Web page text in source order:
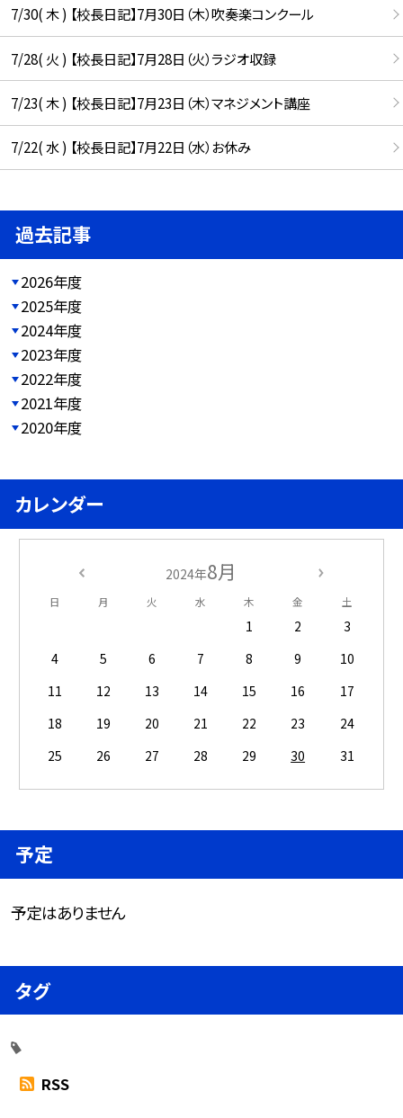
7/30( 木 ) 【校長日記】7月30日（木）吹奏楽コンクール
7/28( 火 ) 【校長日記】7月28日（火）ラジオ収録
7/23( 木 ) 【校長日記】7月23日（木）マネジメント講座
7/22( 水 ) 【校長日記】7月22日（水）お休み
過去記事
2026年度
2025年度
2024年度
2023年度
2022年度
2021年度
2020年度
カレンダー
2024年8月
日 月 火 水 木 金 土
1 2
3
4
5 6 7 8 9
10
11
12 13 14 15 16
17
18
19 20 21 22 23
24
25
26 27 28 29 30 31
予定
予定はありません
タグ
RSS